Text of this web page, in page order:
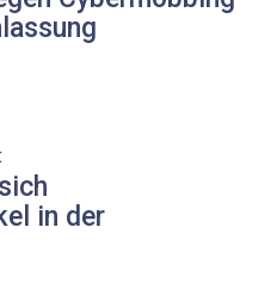
in der